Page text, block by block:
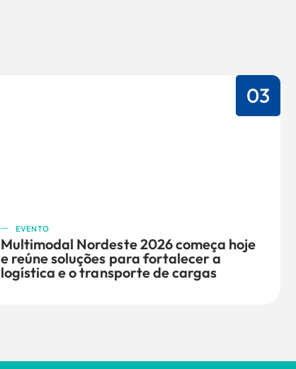
03
EVENTO
Multimodal Nordeste 2026 começa hoje
e reúne soluções para fortalecer a
logística e o transporte de cargas